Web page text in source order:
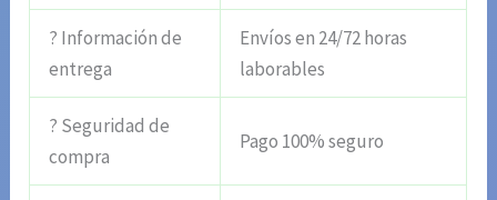
? Información de
entrega
Envíos en 24/72 horas
laborables
? Seguridad de
compra
Pago 100% seguro